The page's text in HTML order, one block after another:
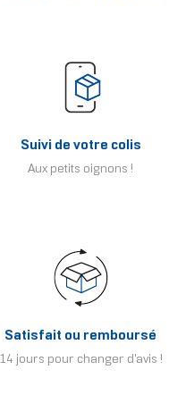
Suivi de votre colis
Aux petits oignons !
Satisfait ou remboursé
14 jours pour changer d'avis !